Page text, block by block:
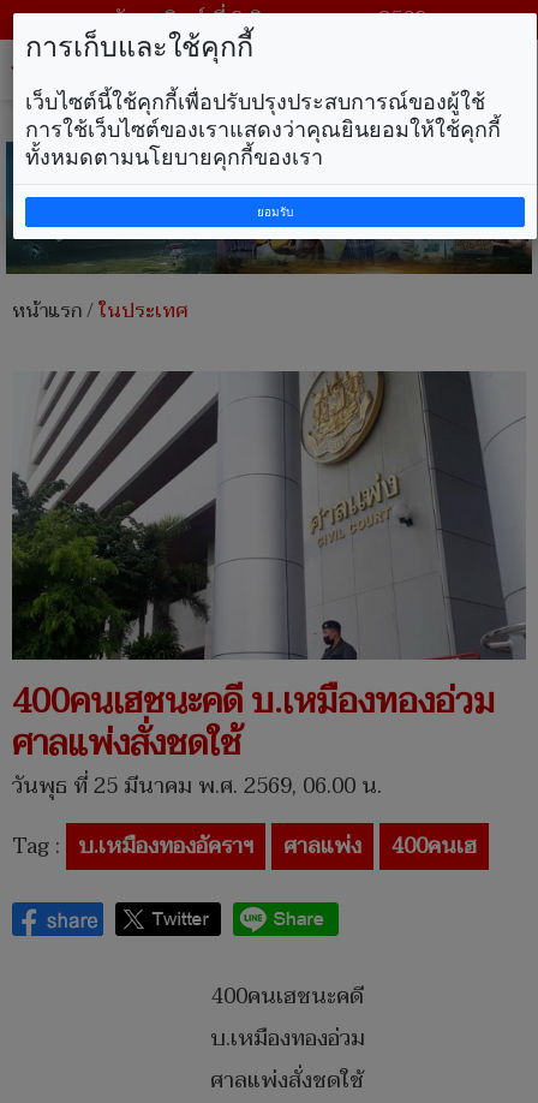
วันอาทิตย์ ที่ 9 สิงหาคม พ.ศ. 2569
หน้าแรก/ในประเทศ
400คนเฮชนะคดี บ.เหมืองทองอ่วม
ศาลแพ่งสั่งชดใช้
วันพุธ ที่ 25 มีนาคม พ.ศ. 2569, 06.00 น.
Tag : บ.เหมืองทองอัคราฯ ศาลแพ่ง 400คนเฮ
400คนเฮชนะคดี
บ.เหมืองทองอ่วม
ศาลแพ่งสั่งชดใช้
การเก็บและใช้คุกกี้
เว็บไซต์นี้ใช้คุกกี้เพื่อปรับปรุงประสบการณ์ของผู้ใช้
การใช้เว็บไซต์ของเราแสดงว่าคุณยินยอมให้ใช้คุกกี้
ทั้งหมดตามนโยบายคุกกี้ของเรา
ยอมรับ